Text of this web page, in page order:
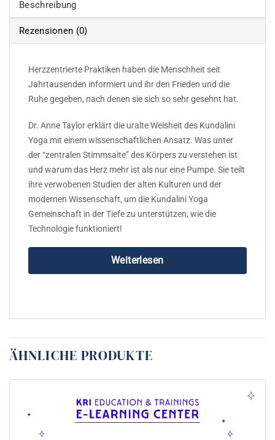
Beschreibung
Rezensionen (0)
Herzzentrierte Praktiken haben die Menschheit seit
Jahrtausenden informiert und ihr den Frieden und die
Ruhe gegeben, nach denen sie sich so sehr gesehnt hat.
Dr. Anne Taylor erklärt die uralte Weisheit des Kundalini
Yoga mit einem wissenschaftlichen Ansatz. Was unter
der “zentralen Stimmsaite” des Körpers zu verstehen ist
und warum das Herz mehr ist als nur eine Pumpe. Sie teilt
ihre verwobenen Studien der alten Kulturen und der
modernen Wissenschaft, um die Kundalini Yoga
Gemeinschaft in der Tiefe zu unterstützen, wie die
Technologie funktioniert!
Weiterlesen
ÄHNLICHE PRODUKTE